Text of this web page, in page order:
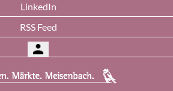
LinkedIn
RSS Feed